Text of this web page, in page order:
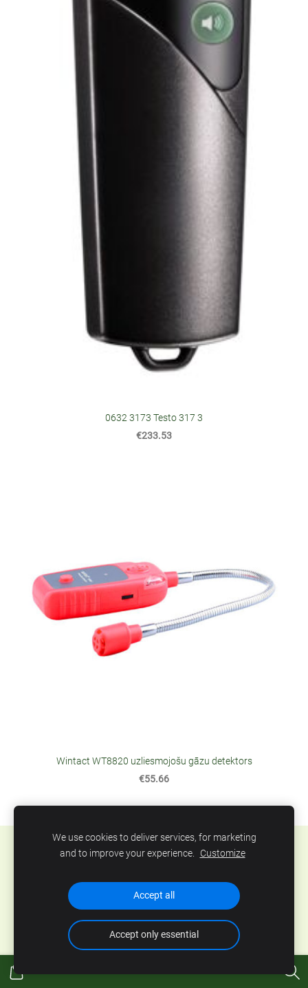
0632 3173 Testo 317 3
€233.53
Wintact WT8820 uzliesmojošu gāzu detektors
€55.66
Sīkdatnes
SIA Abero, Mūkusalas 33, Rīga, Latvija. Tel.: +371
67801078, epasts:info@abero.lv
We use cookies to deliver services, for marketing
and to improve your experience. Customize
Accept all
Accept only essential